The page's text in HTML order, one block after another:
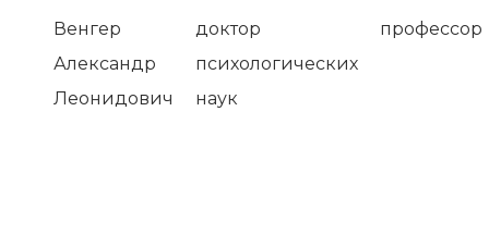
Венгер
Александр
Леонидович
доктор
психологических
наук
профессор